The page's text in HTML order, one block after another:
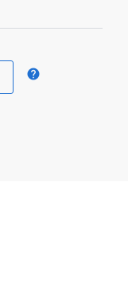
help